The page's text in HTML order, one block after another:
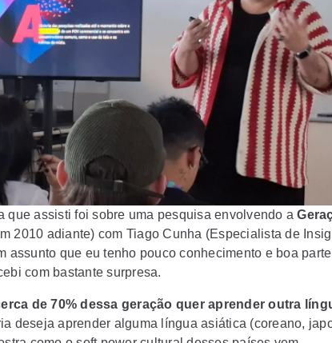
que assisti foi sobre uma pesquisa envolvendo a
2010 adiante) com Tiago Cunha (Especialista de
assunto que eu tenho pouco conhecimento e boa
com bastante surpresa.
de 70% dessa geração quer aprender outra
deseja aprender alguma língua asiática (coreano,